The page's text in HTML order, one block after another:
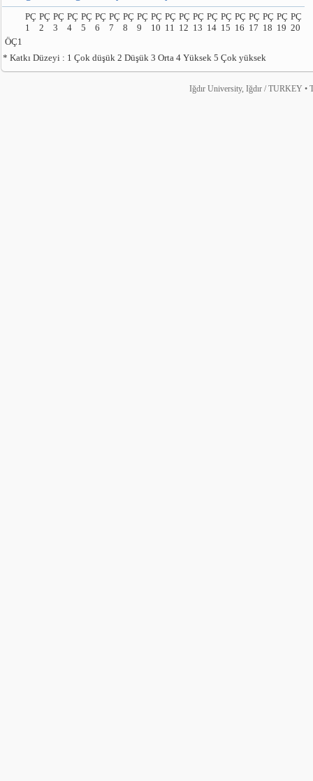
PÇ
1
PÇ
2
PÇ
3
PÇ
4
PÇ
5
PÇ
6
PÇ
7
PÇ
8
PÇ
9
PÇ
10
PÇ
11
PÇ
12
PÇ
13
PÇ
14
PÇ
15
PÇ
16
PÇ
17
PÇ
18
PÇ
19
PÇ
20
ÖÇ1
* Katkı Düzeyi : 1 Çok düşük 2 Düşük 3 Orta 4 Yüksek 5 Çok yüksek
Iğdır University, Iğdır / TURKEY •